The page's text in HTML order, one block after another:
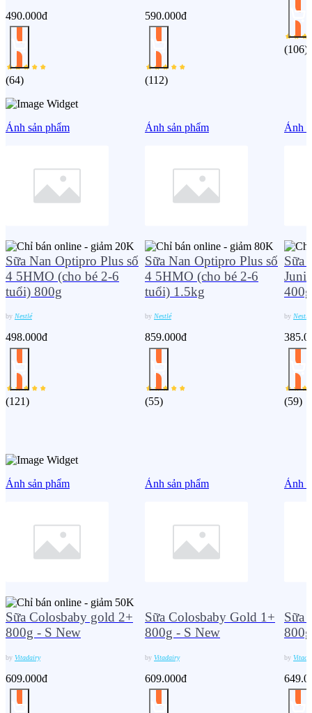
490.000đ
(64)
590.000đ
(112)
(106)
Ảnh sản phẩm
Sữa Nan Optipro Plus số
4 5HMO (cho bé 2-6
tuổi) 800g
by Nestlé
498.000đ
(121)
Ảnh sản phẩm
Sữa Nan Optipro Plus số
4 5HMO (cho bé 2-6
tuổi) 1.5kg
by Nestlé
859.000đ
(55)
Ảnh
Sữa
400g
by Nestlé
(59)
Ảnh sản phẩm
Sữa Colosbaby gold 2+
800g - S New
by Vitadairy
609.000đ
Ảnh sản phẩm
Sữa Colosbaby Gold 1+
800g - S New
by Vitadairy
609.000đ
Ảnh
Sữa
by